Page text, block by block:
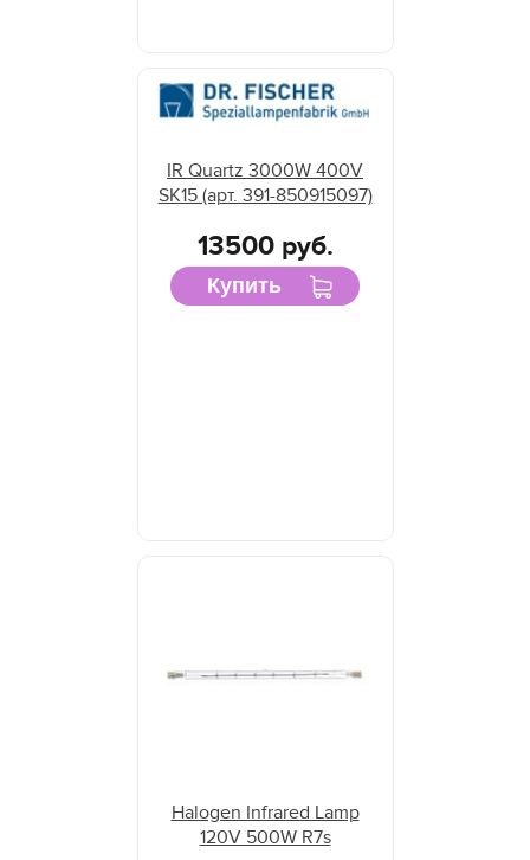
IR Quartz 3000W 400V
SK15 (арт. 391-850915097)
13500 руб.
Купить
Halogen Infrared Lamp
120V 500W R7s